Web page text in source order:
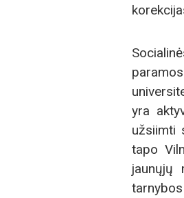
yra
užsiimti
tapo
jaunųjų